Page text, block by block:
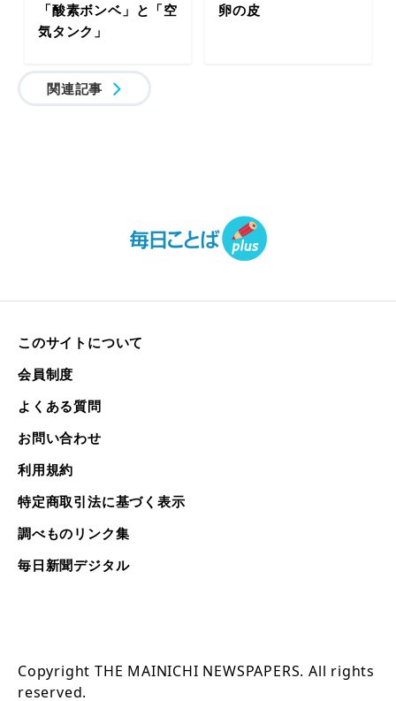
「酸素ボンベ」と「空
気タンク」
卵の皮
関連記事
このサイトについて
会員制度
よくある質問
お問い合わせ
利用規約
特定商取引法に基づく表示
調べものリンク集
毎日新聞デジタル
Copyright THE MAINICHI NEWSPAPERS. All rights
reserved.